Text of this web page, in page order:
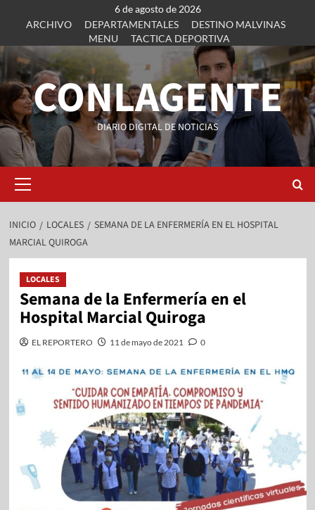
6 de agosto de 2026
ARCHIVO
DEPARTAMENTALES
DESTINO MALVINAS
MENU
TACTICA DEPORTIVA
CONLAGENTE
DIARIO DIGITAL DE NOTICIAS
INICIO LOCALES
SEMANA DE LA ENFERMERÍA EN EL HOSPITAL
MARCIAL QUIROGA
LOCALES
Semana de la Enfermería en el
Hospital Marcial Quiroga
EL REPORTERO 11 de mayo de 2021 0